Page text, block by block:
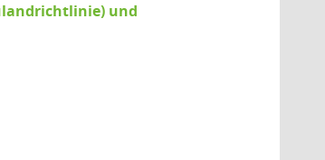
und